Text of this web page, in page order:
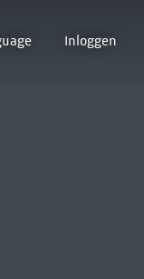
Inloggen